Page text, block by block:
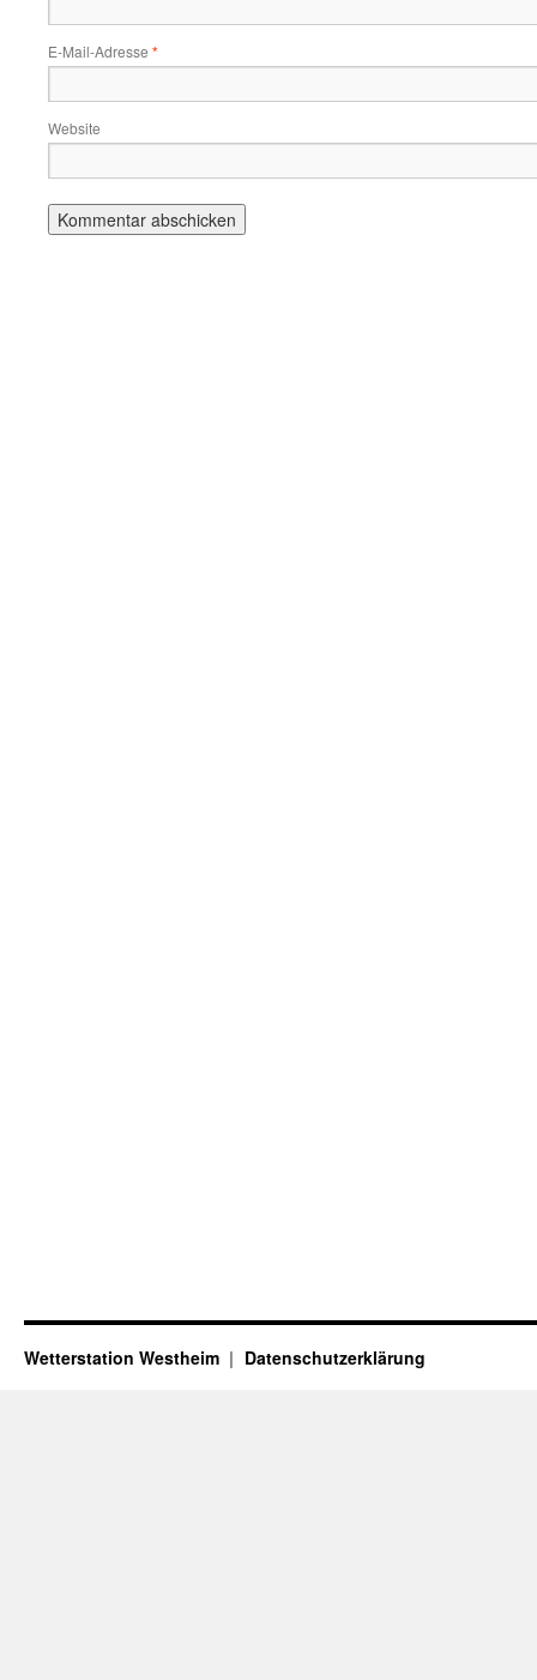
E-Mail-Adresse *
Website
Wetterstation Westheim Datenschutzerklärung